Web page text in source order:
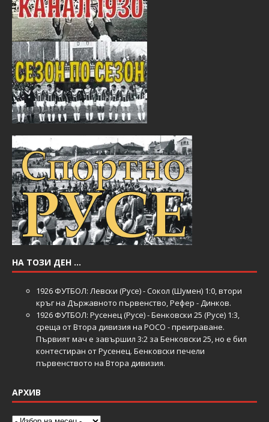
НА ТОЗИ ДЕН …
1926 ФУТБОЛ: Левски (Русе) - Сокол (Шумен) 1:0, втори
кръг на Държавното първенство, Рефер - Динков.
1926 ФУТБОЛ: Русенец (Русе) - Бенковски 25 (Русе) 1:3,
среща от Втора дивизия на РОСО - преиграване.
Първият мач е завършил 3:2 за Бенковски 25, но е бил
контестиран от Русенец. Бенковски печели
първенството на Втора дивизия.
АРХИВ